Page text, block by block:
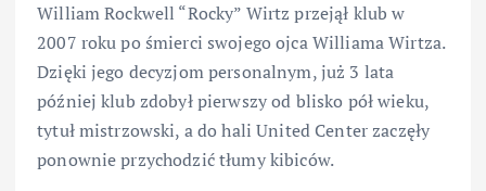
William Rockwell “Rocky” Wirtz przejął klub w
2007 roku po śmierci swojego ojca Williama Wirtza.
Dzięki jego decyzjom personalnym, już 3 lata
później klub zdobył pierwszy od blisko pół wieku,
tytuł mistrzowski, a do hali United Center zaczęły
ponownie przychodzić tłumy kibiców.